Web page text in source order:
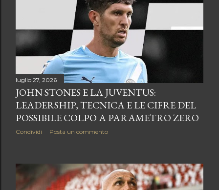
luglio 27, 2026
JOHN STONES E LA JUVENTUS:
LEADERSHIP, TECNICA E LE CIFRE DEL
POSSIBILE COLPO A PARAMETRO ZERO
Condividi Posta un commento